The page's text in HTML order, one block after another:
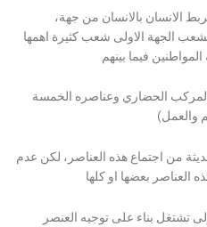
الانسان بالانسان من جهة،
الجهة الاولى شعب كثيرة اهمها
الحضاري وعناصره الخمسة
من اجتماع هذه العناصر، لكن عدم
تشتغل بناء على توجيه العنصر